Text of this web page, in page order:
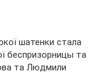
шатенки стала
беспризорницы та
та Людмили